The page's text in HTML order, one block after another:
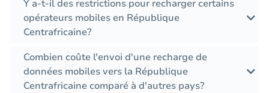
Y a-t-il des restrictions pour recharger certains
opérateurs mobiles en République
Centrafricaine?
Combien coûte l'envoi d'une recharge de
données mobiles vers la République
Centrafricaine comparé à d'autres pays?